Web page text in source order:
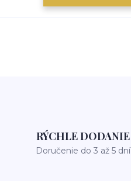
RÝCHLE DODANIE
Doručenie do 3 až 5 dní